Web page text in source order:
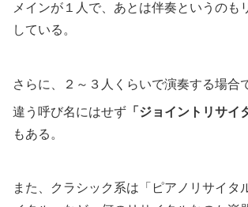
メインが１人で、あとは伴奏というのも
している。
さらに、２～３人くらいで演奏する場合
違う呼び名にはせず 「ジョイントリサイ
もある。
また、クラシック系は「ピアノリサイタ